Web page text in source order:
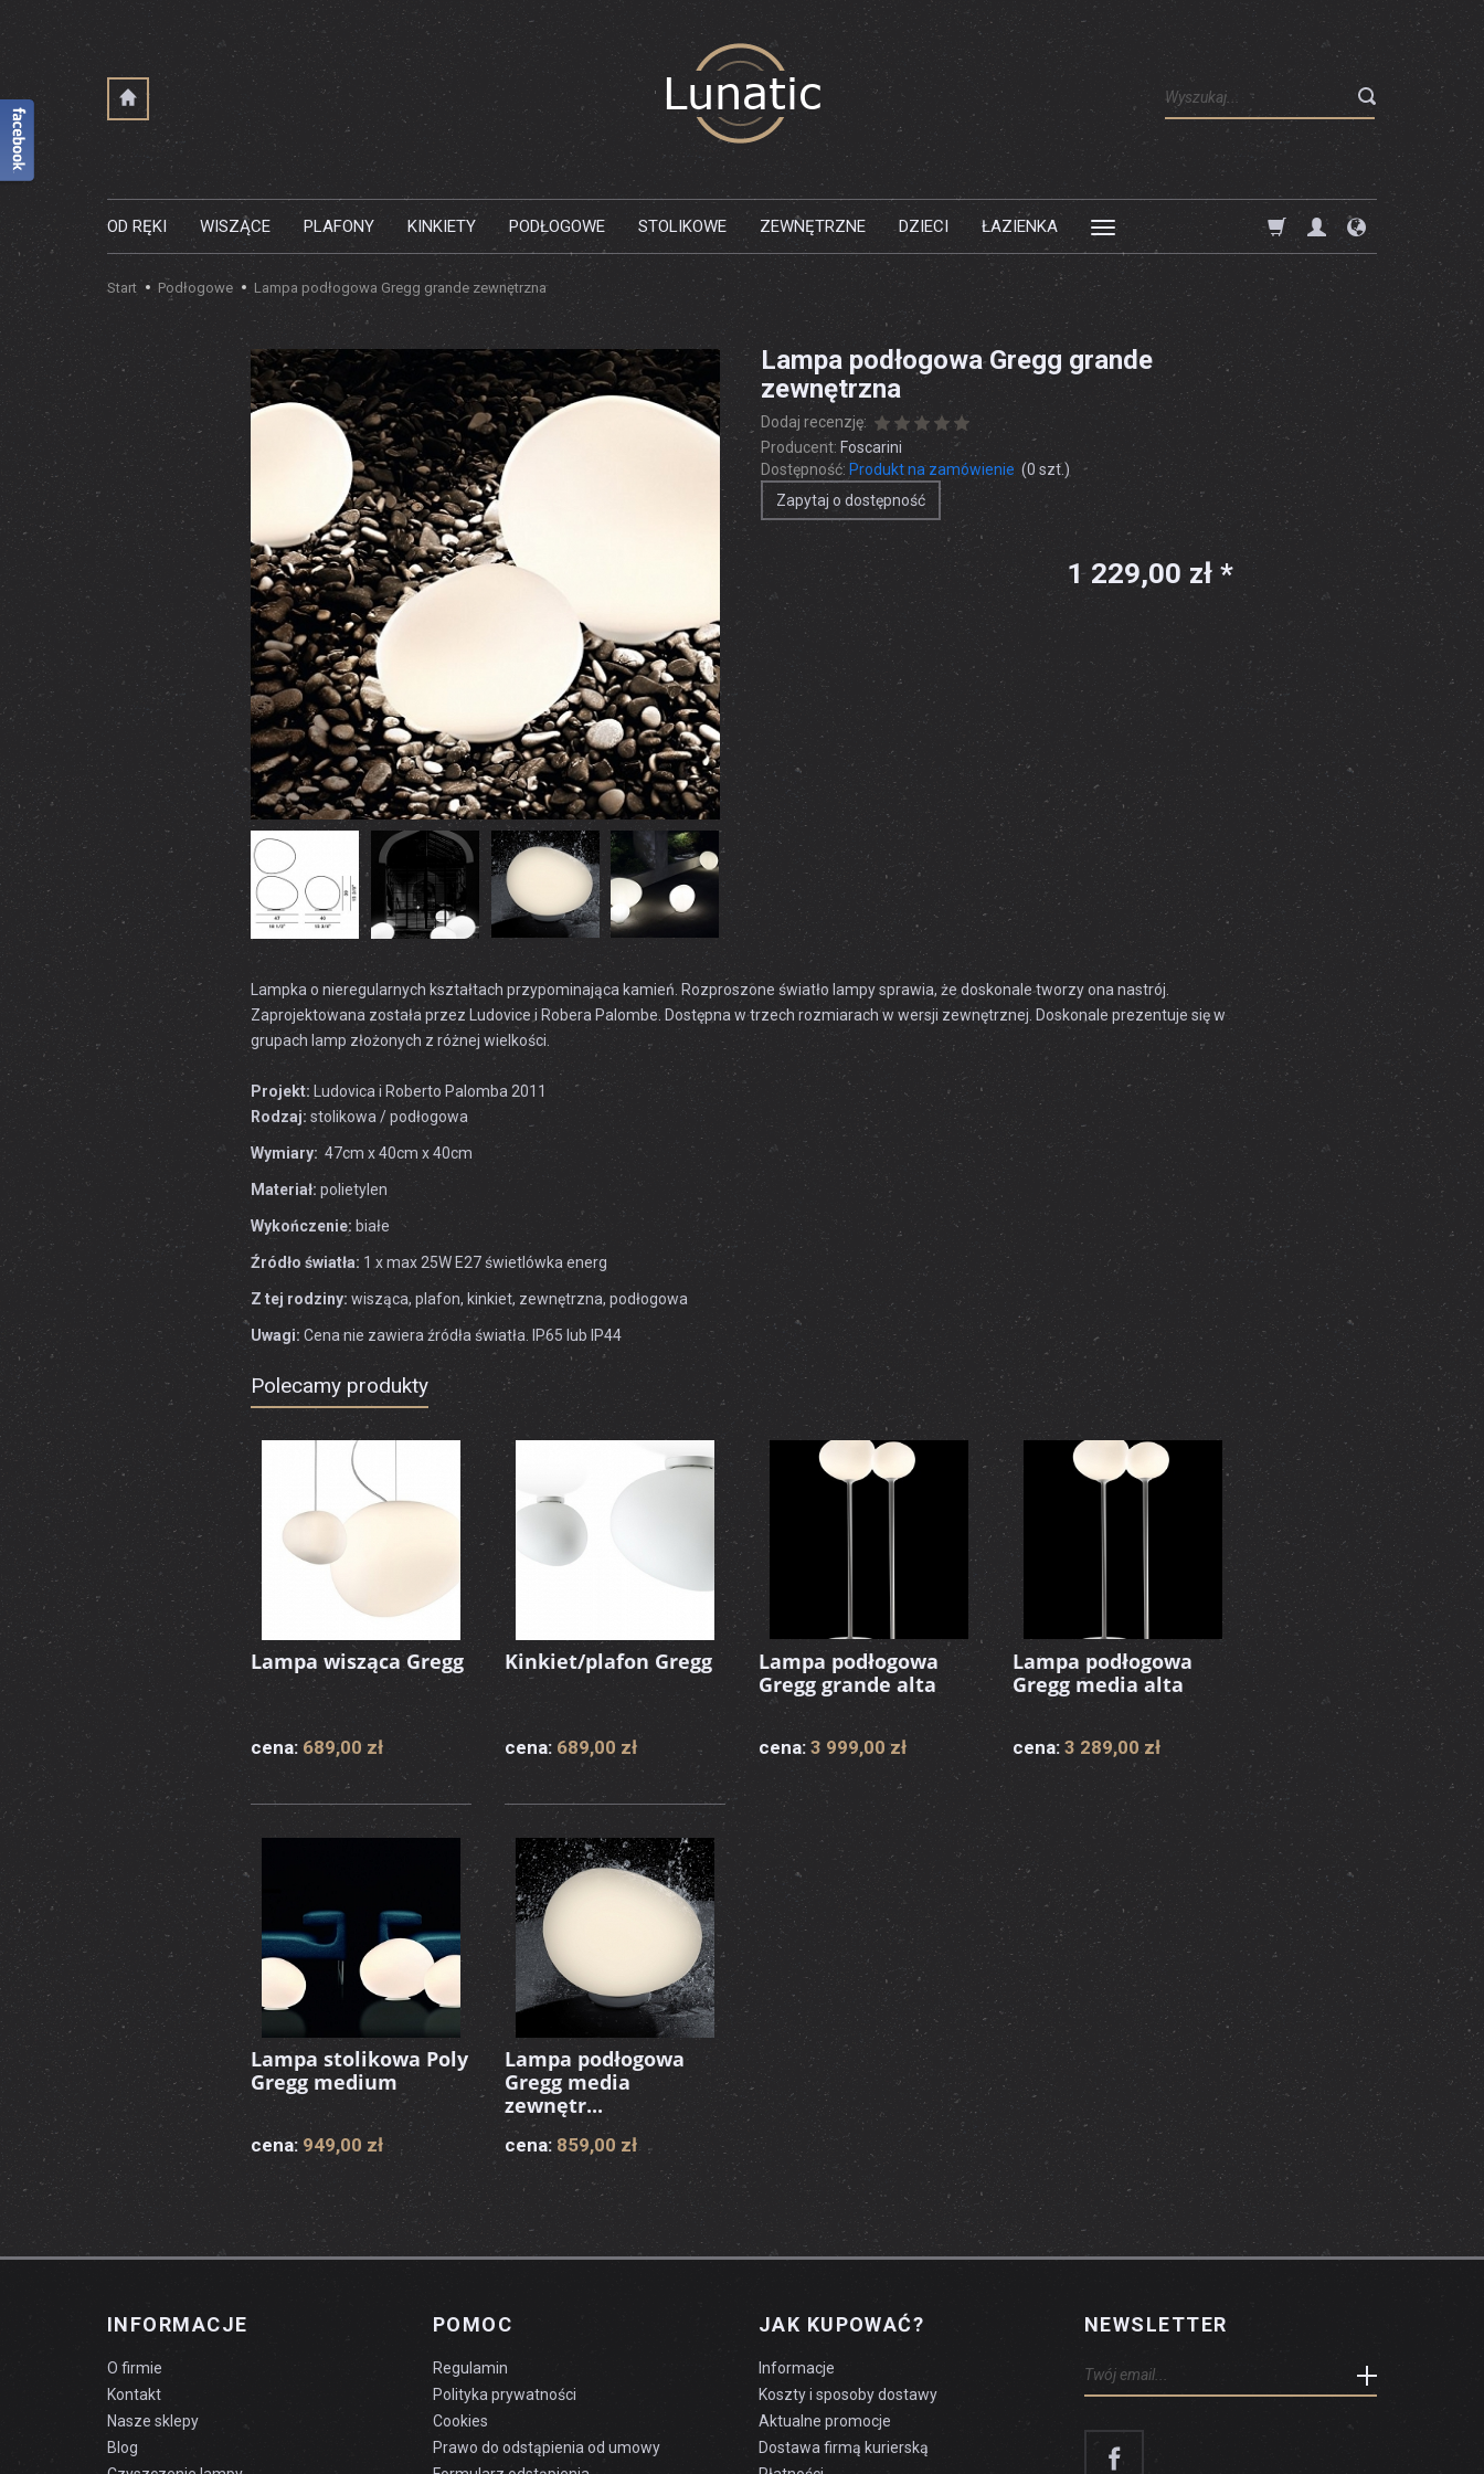
Wyszukaj
OD RĘKI WISZĄCE PLAFONY KINKIETY PODŁOGOWE STOLIKOWE ZEWNĘTRZNE DZIECI ŁAZIENKA
Start Podłogowe Lampa podłogowa Gregg grande zewnętrzna
Lampa podłogowa Gregg grande
zewnętrzna
Dodaj recenzję:
Producent: Foscarini
Dostępność: Produkt na zamówienie (0szt.)
Zapytaj o dostępność
1 229,00 zł *
Lampka o nieregularnych kształtach przypominająca kamień. Rozproszone światło lampy sprawia, że doskonale tworzy ona nastrój.
Zaprojektowana została przez Ludovice i Robera Palombe. Dostępna w trzech rozmiarach w wersji zewnętrznej. Doskonale prezentuje się w
grupach lamp złożonych z różnej wielkości.
Projekt: Ludovica i Roberto Palomba 2011
Rodzaj: stolikowa / podłogowa
Wymiary: 47cm x 40cm x 40cm
Materiał: polietylen
Wykończenie: białe
Źródło światła: 1 x max 25W E27 świetlówka energ
Z tej rodziny: wisząca, plafon, kinkiet, zewnętrzna, podłogowa
Uwagi: Cena nie zawiera źródła światła. IP65 lub IP44
Polecamy produkty
Lampa wisząca Gregg
cena: 689,00 zł
Kinkiet/plafon Gregg
cena: 689,00 zł
Lampa podłogowa
Gregg grande alta
cena: 3 999,00 zł
Lampa podłogowa
Gregg media alta
cena: 3 289,00 zł
Lampa stolikowa Poly
Gregg medium
cena: 949,00 zł
Lampa podłogowa
Gregg media
zewnętr...
cena: 859,00 zł
NEWSLETTER
INFORMACJE
O firmie
Kontakt
Nasze sklepy
Blog
POMOC
Regulamin
Polityka prywatności
Cookies
Prawo do odstąpienia od umowy
JAK KUPOWAĆ?
Informacje
Koszty i sposoby dostawy
Aktualne promocje
Dostawa firmą kurierską